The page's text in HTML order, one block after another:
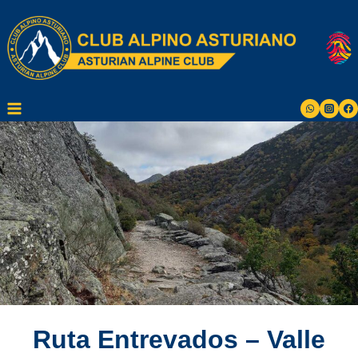
contenido
Ruta Entrevados – Valle